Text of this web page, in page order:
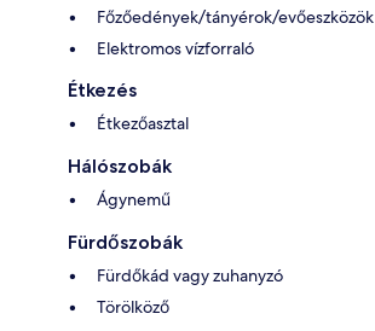
Főzőedények/tányérok/evőeszközök
Elektromos vízforraló
Étkezés
Étkezőasztal
Hálószobák
Ágynemű
Fürdőszobák
Fürdőkád vagy zuhanyzó
Törölköző